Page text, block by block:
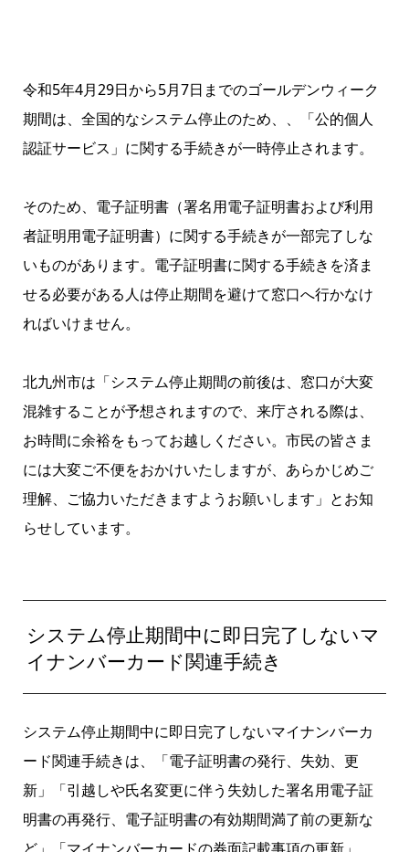
令和5年4月29日から5月7日までのゴールデンウィーク
期間は、全国的なシステム停止のため、、「公的個人
認証サービス」に関する手続きが一時停止されます。
そのため、電子証明書（署名用電子証明書および利用
者証明用電子証明書）に関する手続きが一部完了しな
いものがあります。電子証明書に関する手続きを済ま
せる必要がある人は停止期間を避けて窓口へ行かなけ
ればいけません。
北九州市は「システム停止期間の前後は、窓口が大変
混雑することが予想されますので、来庁される際は、
お時間に余裕をもってお越しください。市民の皆さま
には大変ご不便をおかけいたしますが、あらかじめご
理解、ご協力いただきますようお願いします」とお知
らせしています。
システム停止期間中に即日完了しないマ
イナンバーカード関連手続き
システム停止期間中に即日完了しないマイナンバーカ
ード関連手続きは、「電子証明書の発行、失効、更
新」「引越しや氏名変更に伴う失効した署名用電子証
明書の再発行、電子証明書の有効期間満了前の更新な
ど」「マイナンバーカードの券面記載事項の更新」